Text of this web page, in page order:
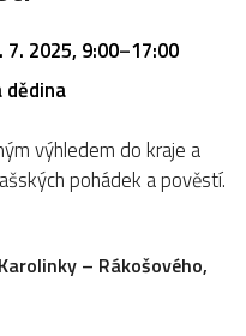
7. 2025, 9:00–17:00
dědina
výhledem do kraje a
pohádek a pověstí.
Karolinky – Rákošového,